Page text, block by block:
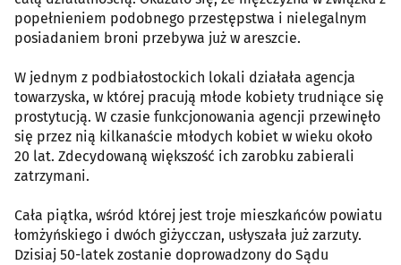
popełnieniem podobnego przestępstwa i nielegalnym
posiadaniem broni przebywa już w areszcie.
W jednym z podbiałostockich lokali działała agencja
towarzyska, w której pracują młode kobiety trudniące się
prostytucją. W czasie funkcjonowania agencji przewinęło
się przez nią kilkanaście młodych kobiet w wieku około
20 lat. Zdecydowaną większość ich zarobku zabierali
zatrzymani.
Cała piątka, wśród której jest troje mieszkańców powiatu
łomżyńskiego i dwóch giżycczan, usłyszała już zarzuty.
Dzisiaj 50-latek zostanie doprowadzony do Sądu